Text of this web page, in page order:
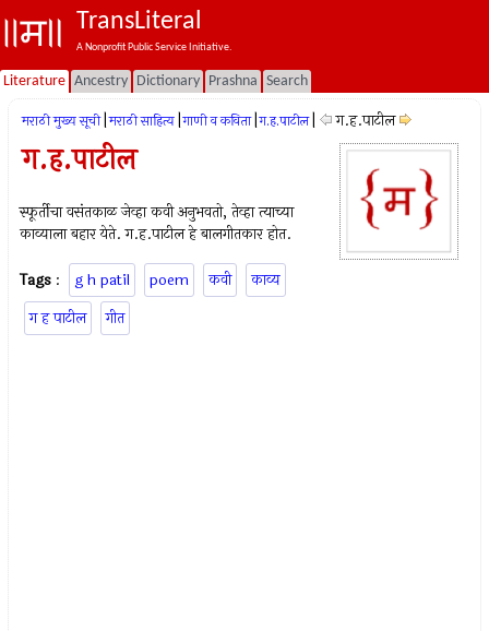
TransLiteral
A Nonprofit Public Service Initiative.
Literature Ancestry Dictionary Prashna Search
मराठी मुख्य सूची मराठी साहित्य गाणी व कविता ग.ह.पाटील ग.ह.पाटील
ग.ह.पाटील
स्फूर्तीचा वसंतकाळ जेव्हा कवी अनुभवतो, तेव्हा त्याच्या
काव्याला बहार येते. ग.ह.पाटील हे बालगीतकार होत.
Tags : g h patil poem कवी
काव्य
ग ह पाटील
गीत